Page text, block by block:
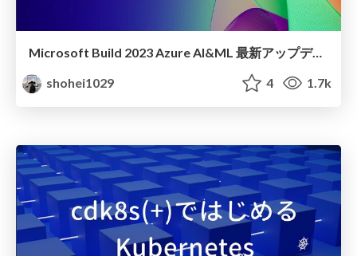
Microsoft Build 2023 Azure AI&ML 最新アップデート
shohei1029
4 1.7k